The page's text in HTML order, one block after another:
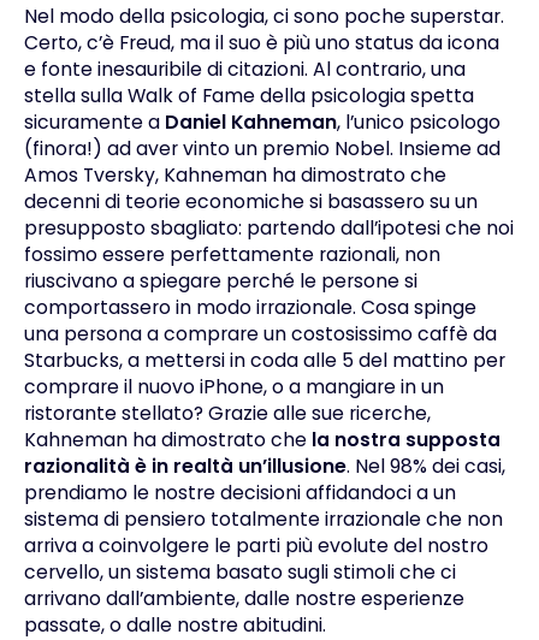
Nel modo della psicologia, ci sono poche superstar.
Certo, c’è Freud, ma il suo è più uno status da icona
e fonte inesauribile di citazioni. Al contrario, una
stella sulla Walk of Fame della psicologia spetta
sicuramente a Daniel Kahneman, l’unico psicologo
(finora!) ad aver vinto un premio Nobel. Insieme ad
Amos Tversky, Kahneman ha dimostrato che
decenni di teorie economiche si basassero su un
presupposto sbagliato: partendo dall’ipotesi che noi
fossimo essere perfettamente razionali, non
riuscivano a spiegare perché le persone si
comportassero in modo irrazionale. Cosa spinge
una persona a comprare un costosissimo caffè da
Starbucks, a mettersi in coda alle 5 del mattino per
comprare il nuovo iPhone, o a mangiare in un
ristorante stellato? Grazie alle sue ricerche,
Kahneman ha dimostrato che la nostra supposta
razionalità è in realtà un’illusione. Nel 98% dei casi,
prendiamo le nostre decisioni affidandoci a un
sistema di pensiero totalmente irrazionale che non
arriva a coinvolgere le parti più evolute del nostro
cervello, un sistema basato sugli stimoli che ci
arrivano dall’ambiente, dalle nostre esperienze
passate, o dalle nostre abitudini.